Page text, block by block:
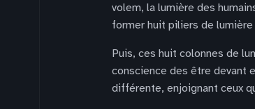
volem, la lumière des
former huit piliers de
Puis, ces huit colonnes de
conscience des être devant
différente, enjoignant ceux